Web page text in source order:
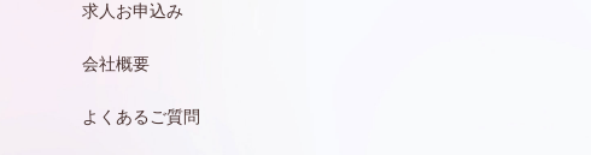
求人お申込み
会社概要
よくあるご質問